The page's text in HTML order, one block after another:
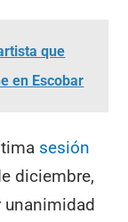
que
en Escobar
sesión
diciembre,
unanimidad